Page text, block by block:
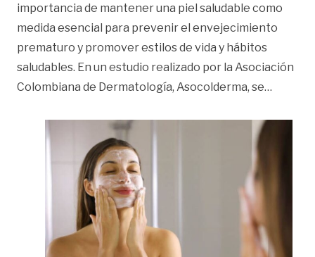
importancia de mantener una piel saludable como
medida esencial para prevenir el envejecimiento
prematuro y promover estilos de vida y hábitos
saludables. En un estudio realizado por la Asociación
Colombiana de Dermatología, Asocolderma, se…